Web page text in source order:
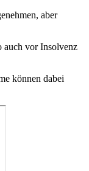
aber
auch vor Insolvenz
können dabei